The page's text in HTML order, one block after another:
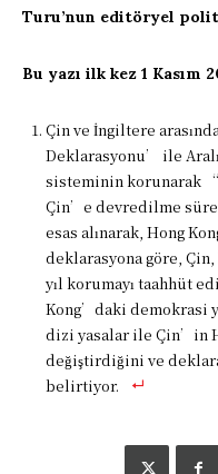
Turu’nun editöryel
Bu yazı ilk kez 1 Kasım
Çin ve İngiltere
Deklarasyonu’ ile
sisteminin korunarak
Çin’e devredilme
esas alınarak, Hong
deklarasyona göre,
yıl korumayı taahhüt
Kong’daki demokrasi
dizi yasalar ile Çin’in
değiştirdiğini ve
belirtiyor.